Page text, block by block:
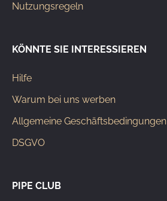
Nutzungsregeln
KÖNNTE SIE INTERESSIEREN
Hilfe
Warum bei uns werben
Allgemeine Geschäftsbedingungen
DSGVO
PIPE CLUB